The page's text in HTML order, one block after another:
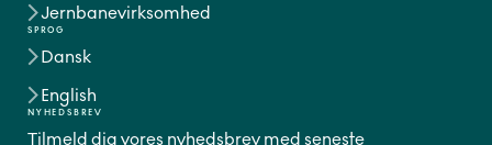
Jernbanevirksomhed
SPROG
Dansk
English
NYHEDSBREV
Tilmeld dig vores nyhedsbrev med seneste